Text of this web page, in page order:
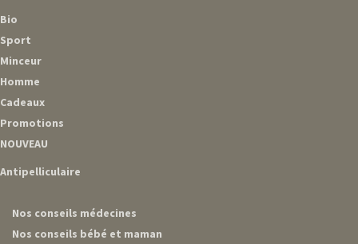
Bio
Sport
Minceur
Homme
Cadeaux
Promotions
NOUVEAU
Antipelliculaire
Nos conseils médecines
Nos conseils bébé et maman